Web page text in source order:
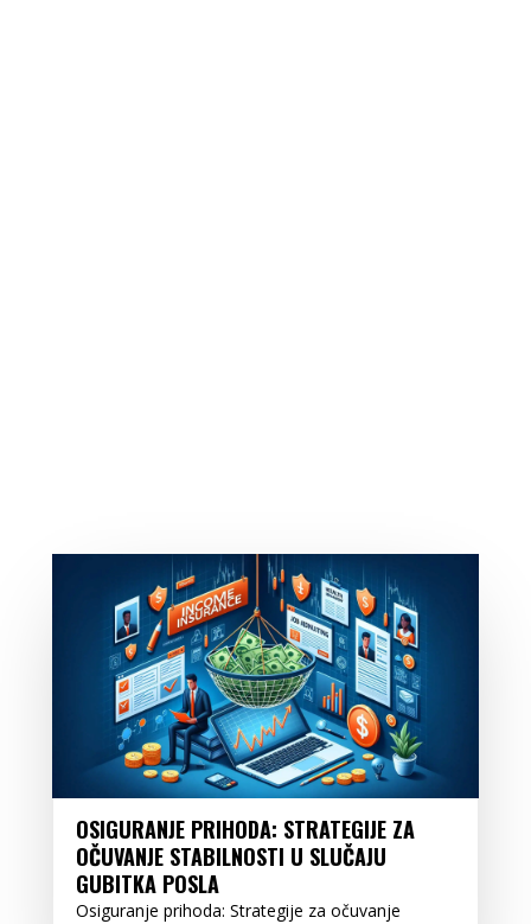
OSIGURANJE PRIHODA: STRATEGIJE ZA
OČUVANJE STABILNOSTI U SLUČAJU
GUBITKA POSLA
Osiguranje prihoda: Strategije za očuvanje